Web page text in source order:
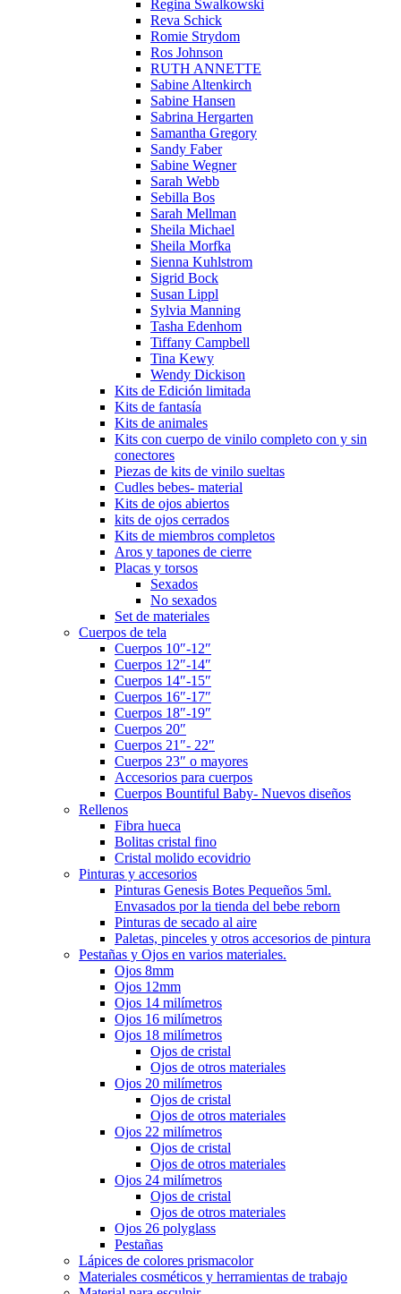
Regina Swalkowski
Reva Schick
Romie Strydom
Ros Johnson
RUTH ANNETTE
Sabine Altenkirch
Sabine Hansen
Sabrina Hergarten
Samantha Gregory
Sandy Faber
Sabine Wegner
Sarah Webb
Sebilla Bos
Sarah Mellman
Sheila Michael
Sheila Morfka
Sienna Kuhlstrom
Sigrid Bock
Susan Lippl
Sylvia Manning
Tasha Edenhom
Tiffany Campbell
Tina Kewy
Wendy Dickison
Kits de Edición limitada
Kits de fantasía
Kits de animales
Kits con cuerpo de vinilo completo con y sin
conectores
Piezas de kits de vinilo sueltas
Cudles bebes- material
Kits de ojos abiertos
kits de ojos cerrados
Kits de miembros completos
Aros y tapones de cierre
Placas y torsos
Sexados
No sexados
Set de materiales
Cuerpos de tela
Cuerpos 10″-12″
Cuerpos 12″-14″
Cuerpos 14″-15″
Cuerpos 16″-17″
Cuerpos 18″-19″
Cuerpos 20″
Cuerpos 21″- 22″
Cuerpos 23″ o mayores
Accesorios para cuerpos
Cuerpos Bountiful Baby- Nuevos diseños
Rellenos
Fibra hueca
Bolitas cristal fino
Cristal molido ecovidrio
Pinturas y accesorios
Pinturas Genesis Botes Pequeños 5ml.
Envasados por la tienda del bebe reborn
Pinturas de secado al aire
Paletas, pinceles y otros accesorios de pintura
Pestañas y Ojos en varios materiales.
Ojos 8mm
Ojos 12mm
Ojos 14 milímetros
Ojos 16 milímetros
Ojos 18 milímetros
Ojos de cristal
Ojos de otros materiales
Ojos 20 milímetros
Ojos de cristal
Ojos de otros materiales
Ojos 22 milímetros
Ojos de cristal
Ojos de otros materiales
Ojos 24 milímetros
Ojos de cristal
Ojos de otros materiales
Ojos 26 polyglass
Pestañas
Lápices de colores prismacolor
Materiales cosméticos y herramientas de trabajo